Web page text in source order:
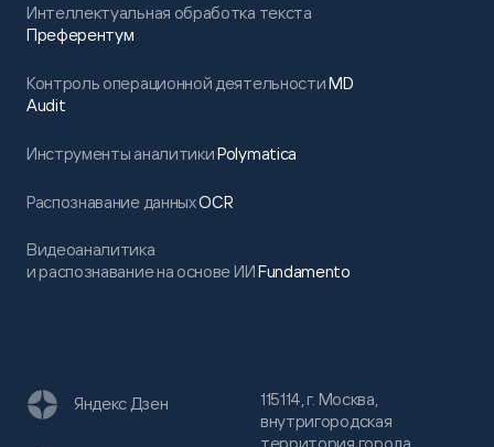
Интеллектуальная обработка текста
Преферентум
Контроль операционной деятельностиMD
Audit
Инструменты аналитикиPolymatica
Распознавание данныхOCR
Видеоаналитика
и распознавание на основе ИИFundamento
115114, г. Москва,
внутригородская
Яндекс Дзен